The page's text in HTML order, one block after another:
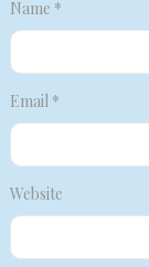
Name *
Email *
Website